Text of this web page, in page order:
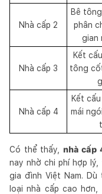
Nhà cấp 2
Bê
phân
gian
Nhà cấp 3
Kết
tông
Nhà cấp 4
Kết
mái
Có thể thấy, nhà cấp
nay nhờ chi phí hợp
gia đình Việt Nam.
loại nhà cấp cao